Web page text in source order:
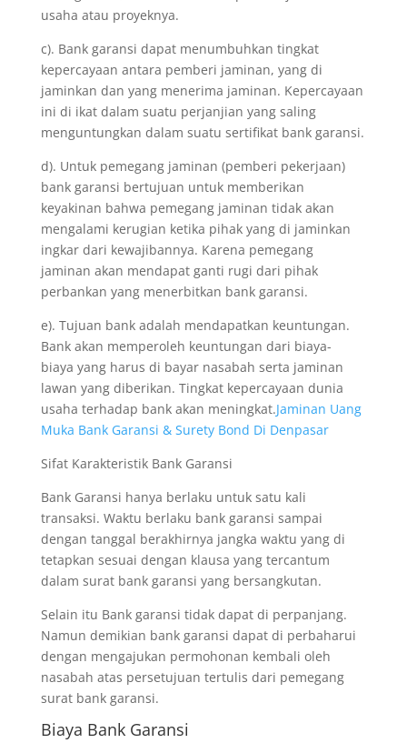
usaha atau proyeknya.
c). Bank garansi dapat menumbuhkan tingkat
kepercayaan antara pemberi jaminan, yang di
jaminkan dan yang menerima jaminan. Kepercayaan
ini di ikat dalam suatu perjanjian yang saling
menguntungkan dalam suatu sertifikat bank garansi.
d). Untuk pemegang jaminan (pemberi pekerjaan)
bank garansi bertujuan untuk memberikan
keyakinan bahwa pemegang jaminan tidak akan
mengalami kerugian ketika pihak yang di jaminkan
ingkar dari kewajibannya. Karena pemegang
jaminan akan mendapat ganti rugi dari pihak
perbankan yang menerbitkan bank garansi.
e). Tujuan bank adalah mendapatkan keuntungan.
Bank akan memperoleh keuntungan dari biaya-
biaya yang harus di bayar nasabah serta jaminan
lawan yang diberikan. Tingkat kepercayaan dunia
usaha terhadap bank akan meningkat.Jaminan Uang
Muka Bank Garansi & Surety Bond Di Denpasar
Sifat Karakteristik Bank Garansi
Bank Garansi hanya berlaku untuk satu kali
transaksi. Waktu berlaku bank garansi sampai
dengan tanggal berakhirnya jangka waktu yang di
tetapkan sesuai dengan klausa yang tercantum
dalam surat bank garansi yang bersangkutan.
Selain itu Bank garansi tidak dapat di perpanjang.
Namun demikian bank garansi dapat di perbaharui
dengan mengajukan permohonan kembali oleh
nasabah atas persetujuan tertulis dari pemegang
surat bank garansi.
Biaya Bank Garansi